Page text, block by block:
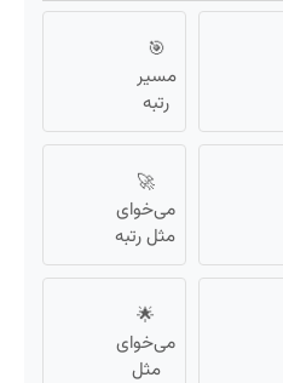
🎯
مسیر
رتبه
برتری
همین
الان، با
دوره
رایگان
شروع
میشه!
🚀
می‌خوای
مثل رتبه
برترا
جمع‌بندی
تابستون
رایگان ماز
🌟
می‌خوای
مثل